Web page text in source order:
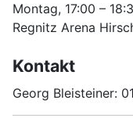
Montag, 17:00 –
Regnitz Arena
Kontakt
Georg Bleisteiner: